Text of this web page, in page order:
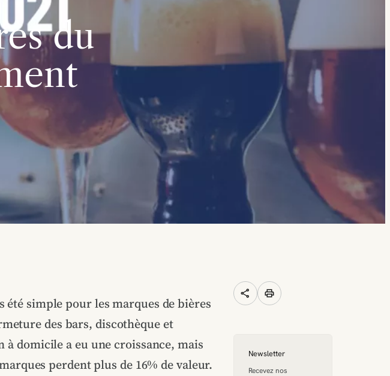
du
été simple pour les marques de bières
des bars, discothèque et
domicile a eu une croissance, mais
perdent plus de 16% de valeur.
share print
Newsletter
Recevez nos